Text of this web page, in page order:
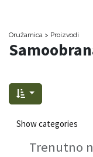
Oružarnica > Proizvodi
Show categories
Trenutno